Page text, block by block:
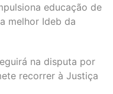
educação de
melhor Ideb da
na disputa por
recorrer à Justiça